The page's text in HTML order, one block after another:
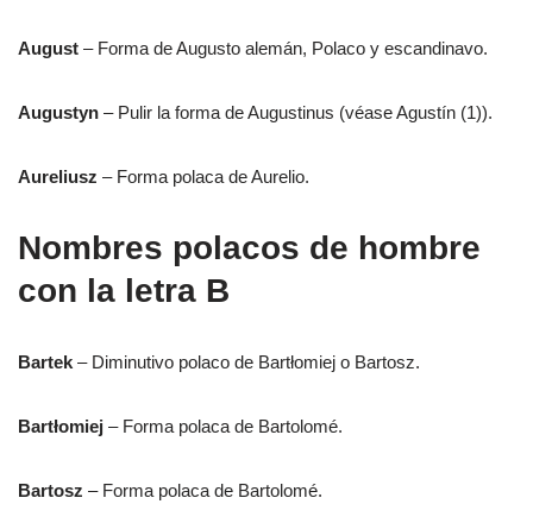
August – Forma de Augusto alemán, Polaco y escandinavo.
Augustyn – Pulir la forma de Augustinus (véase Agustín (1)).
Aureliusz – Forma polaca de Aurelio.
Nombres polacos de hombre
con la letra B
Bartek – Diminutivo polaco de Bartłomiej o Bartosz.
Bartłomiej – Forma polaca de Bartolomé.
Bartosz – Forma polaca de Bartolomé.